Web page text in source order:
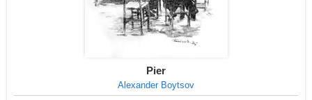
Pier
Alexander Boytsov